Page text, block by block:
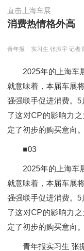
直击上海车展
消费热情格外高
青年报 实习生 张振宇 记者
2025年的上海车展
就意味着，本届车展
强强联手促进消费。5
了这对CP的影响力
定了初步的购买意向。
■03
2025年的上海车展
就意味着，本届车展
强强联手促进消费。5
了这对CP的影响力
定了初步的购买意向。
青年报实习生 张